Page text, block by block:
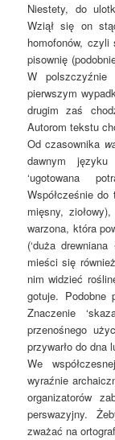
Niestety, do
Wziął się on
homofonów,
pisownię
W
pierwszym
drugim zaś
Autorom tekstu
Od czasownika
dawnym języku
‘ugotowana
Współcześnie
mięsny, ziołowy),
warzona, która
(‘duża
mieści się również
nim widzieć
gotuje. Podobne
Znaczenie
przenośnego
przywarło do dna
We
wyraźnie
organizatorów
perswazyjny.
zważać na